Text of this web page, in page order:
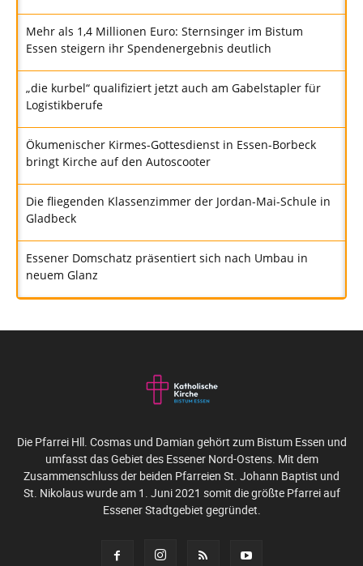
Mehr als 1,4 Millionen Euro: Sternsinger im Bistum
Essen steigern ihr Spendenergebnis deutlich
„die kurbel“ qualifiziert jetzt auch am Gabelstapler für
Logistikberufe
Ökumenischer Kirmes-Gottesdienst in Essen-Borbeck
bringt Kirche auf den Autoscooter
Die fliegenden Klassenzimmer der Jordan-Mai-Schule in
Gladbeck
Essener Domschatz präsentiert sich nach Umbau in
neuem Glanz
Die Pfarrei Hll. Cosmas und Damian gehört zum Bistum Essen und
umfasst das Gebiet des Essener Nord-Ostens. Mit dem
Zusammenschluss der beiden Pfarreien St. Johann Baptist und
St. Nikolaus wurde am 1. Juni 2021 somit die größte Pfarrei auf
Essener Stadtgebiet gegründet.